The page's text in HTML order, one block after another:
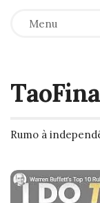
Menu
Rumo à